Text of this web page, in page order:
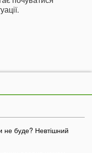
не буде? Невтішний